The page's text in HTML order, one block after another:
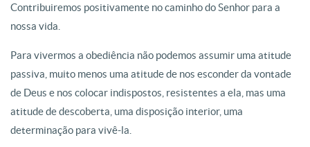
Contribuiremos positivamente no caminho do Senhor para a
nossa vida.
Para vivermos a obediência não podemos assumir uma atitude
passiva, muito menos uma atitude de nos esconder da vontade
de Deus e nos colocar indispostos, resistentes a ela, mas uma
atitude de descoberta, uma disposição interior, uma
determinação para vivê-la.